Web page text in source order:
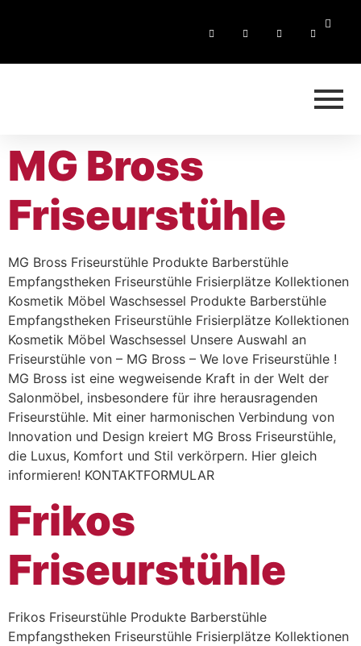
MG Bross
Friseurstühle
MG Bross Friseurstühle Produkte Barberstühle
Empfangstheken Friseurstühle Frisierplätze Kollektionen
Kosmetik Möbel Waschsessel Produkte Barberstühle
Empfangstheken Friseurstühle Frisierplätze Kollektionen
Kosmetik Möbel Waschsessel Unsere Auswahl an
Friseurstühle von – MG Bross – We love Friseurstühle !
MG Bross ist eine wegweisende Kraft in der Welt der
Salonmöbel, insbesondere für ihre herausragenden
Friseurstühle. Mit einer harmonischen Verbindung von
Innovation und Design kreiert MG Bross Friseurstühle,
die Luxus, Komfort und Stil verkörpern. Hier gleich
informieren! KONTAKTFORMULAR
Frikos
Friseurstühle
Frikos Friseurstühle Produkte Barberstühle
Empfangstheken Friseurstühle Frisierplätze Kollektionen